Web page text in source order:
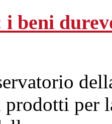
beni
per